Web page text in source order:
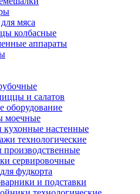
мяса
колбасные
аппараты
и салатов
оборудование
моечные
кухонные настенные
технологические
сервировочные
фудкорта
и подставки